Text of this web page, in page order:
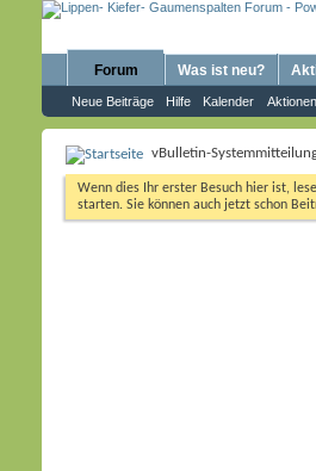
Forum
Neue Beiträge Hilfe Kalender Aktionen
Was ist neu?
vBulletin-
Wenn dies Ihr erster Besuch hier ist,
starten. Sie können auch jetzt schon